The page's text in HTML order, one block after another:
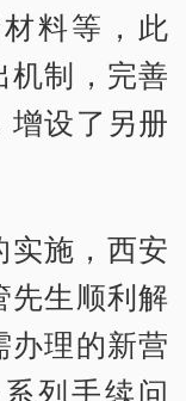
料等，此
机制，完善
增设了另册
施，西安
先生顺利解
办理的新营
列手续问